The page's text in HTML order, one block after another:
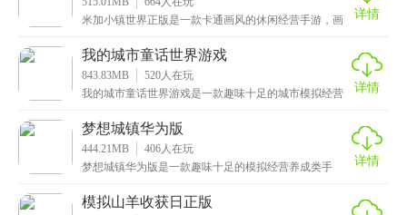
米加小镇世界正版是一款卡通画风的休闲经营手游，画
个小
详情
我的城市童话世界游戏
843.83MB 520人在玩
我的城市童话世界游戏是一款趣味十足的城市模拟经营
活的
详情
梦想城镇华为版
444.21MB 406人在玩
梦想城镇华为版是一款趣味十足的模拟经营养成类手
长，需
详情
模拟山羊收获日正版